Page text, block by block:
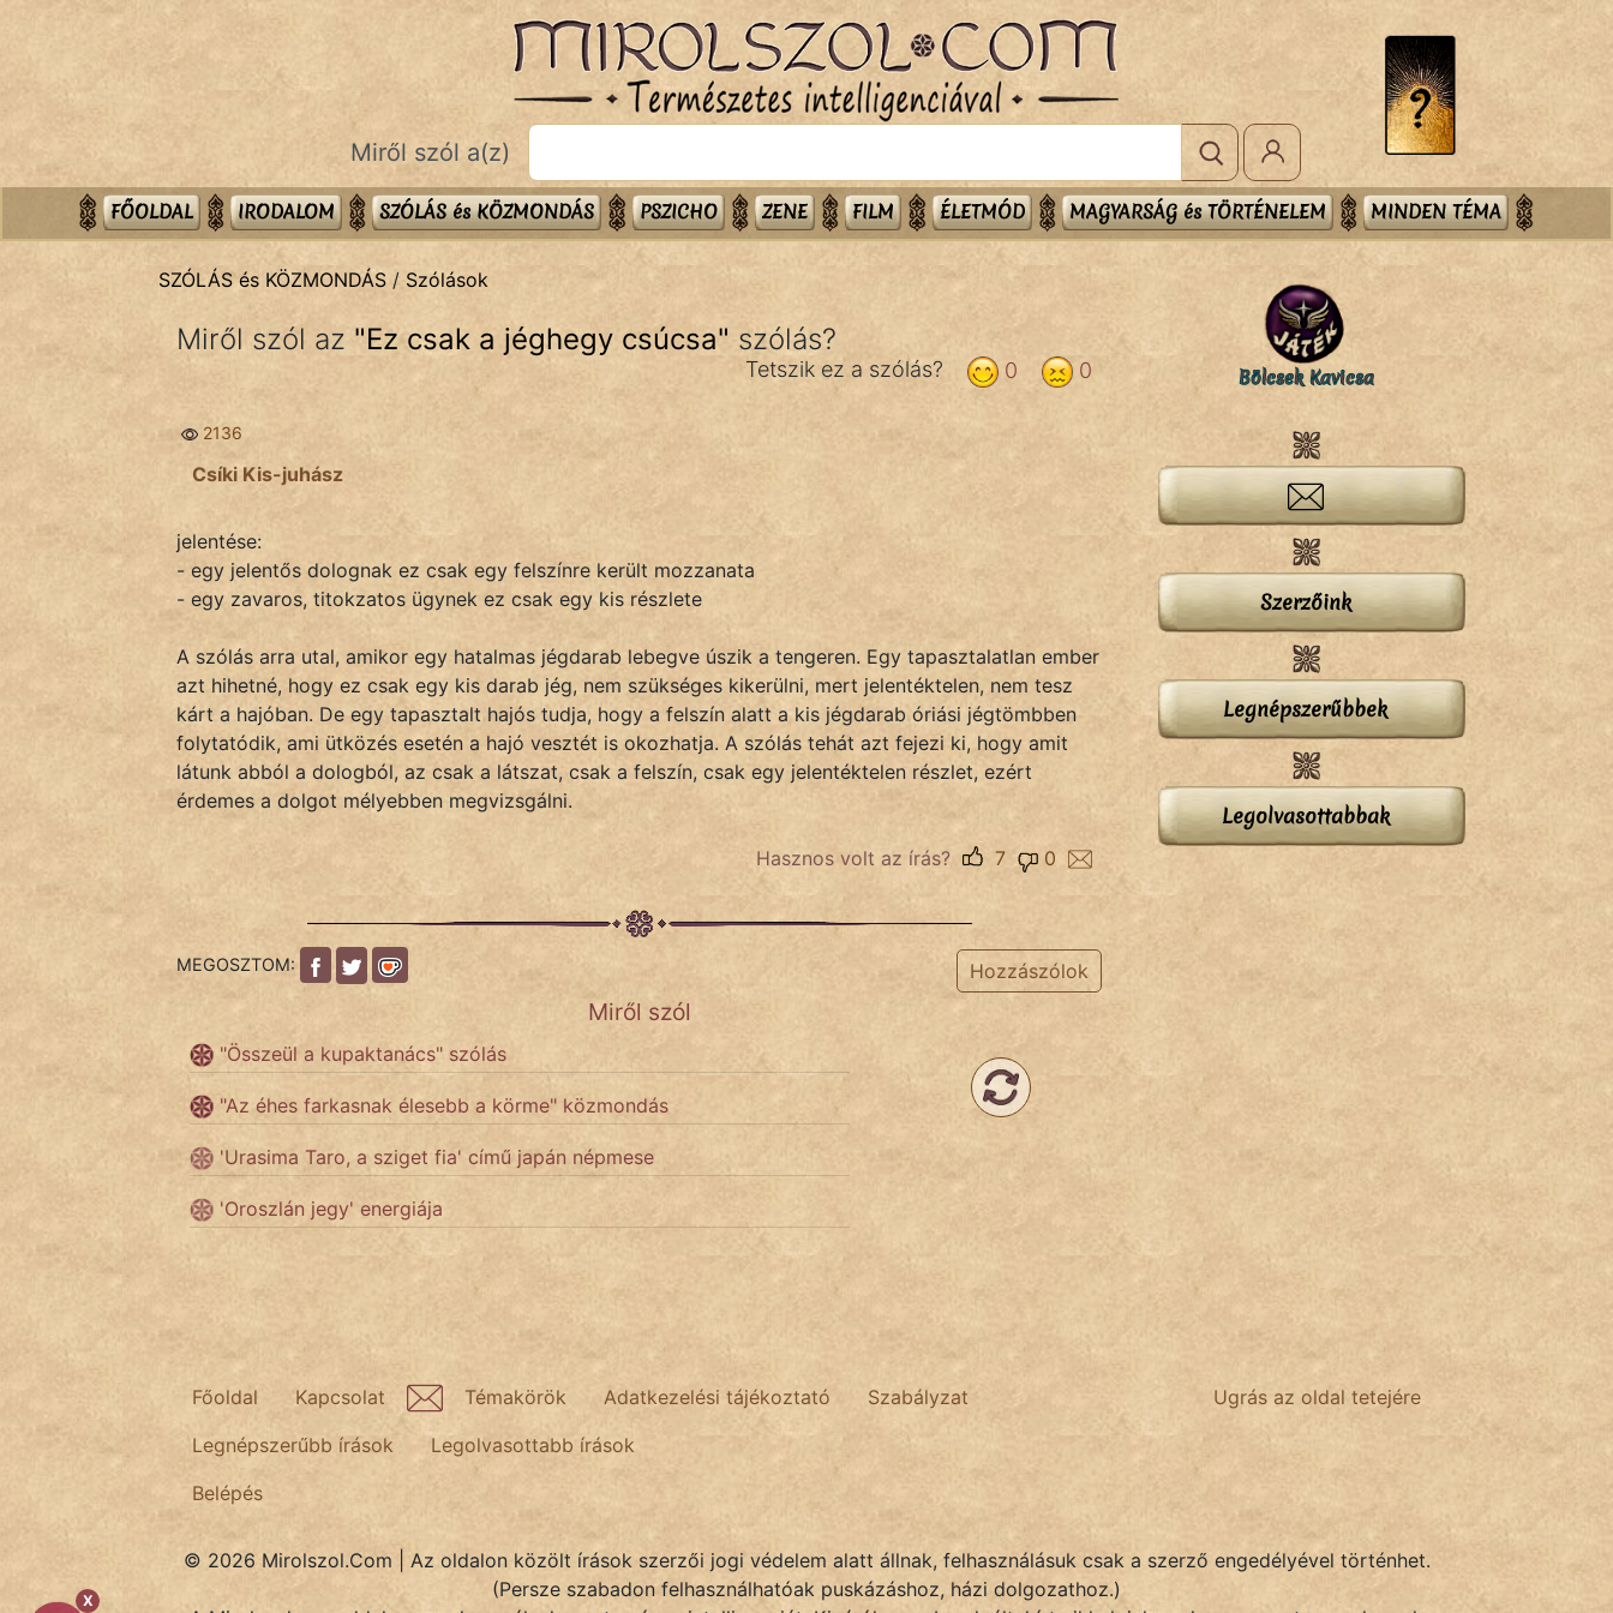
X
Bibliai
Közmondások
Szóláscsoportok
KÖZMONDÁS
FILM
Népszerű szerzőink:
fantom
Láron Ádám
nagyöreg
Miről szól a(z)
FŐOLDAL IRODALOM SZÓLÁS és KÖZMONDÁS PSZICHO ZENE FILM ÉLETMÓD MAGYARSÁG és TÖRTÉNELEM MINDEN TÉMA
SZÓLÁS és KÖZMONDÁS / Szólások
Miről szól az "Ez csak a jéghegy csúcsa" szólás?
0
0
Tetszik ez a szólás?
2136
Csíki Kis-juhász
jelentése:
- egy jelentős dolognak ez csak egy felszínre került mozzanata
- egy zavaros, titokzatos ügynek ez csak egy kis részlete
A szólás arra utal, amikor egy hatalmas jégdarab lebegve úszik a tengeren. Egy tapasztalatlan ember
azt hihetné, hogy ez csak egy kis darab jég, nem szükséges kikerülni, mert jelentéktelen, nem tesz
kárt a hajóban. De egy tapasztalt hajós tudja, hogy a felszín alatt a kis jégdarab óriási jégtömbben
folytatódik, ami ütközés esetén a hajó vesztét is okozhatja. A szólás tehát azt fejezi ki, hogy amit
látunk abból a dologból, az csak a látszat, csak a felszín, csak egy jelentéktelen részlet, ezért
érdemes a dolgot mélyebben megvizsgálni.
Hasznos volt az írás? 0
7
MEGOSZTOM: Hozzászólok
Miről szól
"Összeül a kupaktanács" szólás
"Az éhes farkasnak élesebb a körme" közmondás
'Urasima Taro, a sziget fia' című japán népmese
'Oroszlán jegy' energiája
Bölcsek Kavicsa
Szerzőink
Legnépszerűbbek
Legolvasottabbak
Ugrás az oldal tetejére
Főoldal Kapcsolat Témakörök Adatkezelési tájékoztató
Szabályzat
Legnépszerűbb írások
Legolvasottabb írások
Belépés
© 2026 Mirolszol.Com | Az oldalon közölt írások szerzői jogi védelem alatt állnak, felhasználásuk csak a szerző engedélyével történhet.
(Persze szabadon felhasználhatóak puskázáshoz, házi dolgozathoz.)